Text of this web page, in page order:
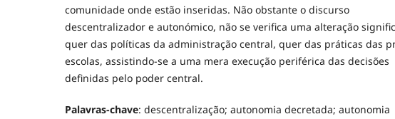
comunidade onde estão inseridas. Não obstante o discurso
descentralizador e autonómico, não se verifica uma alteração
quer das políticas da administração central, quer das práticas das
escolas, assistindo-se a uma mera execução periférica das decisões
definidas pelo poder central.
Palavras-chave: descentralização; autonomia decretada; autonomia